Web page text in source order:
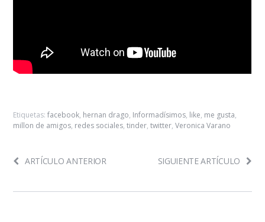
Etiquetas:facebook, hernan drago, Informadísimos, like, me gusta,
millon de amigos, redes sociales,tinder,twitter,Veronica Varano
ARTÍCULO ANTERIOR SIGUIENTE ARTÍCULO